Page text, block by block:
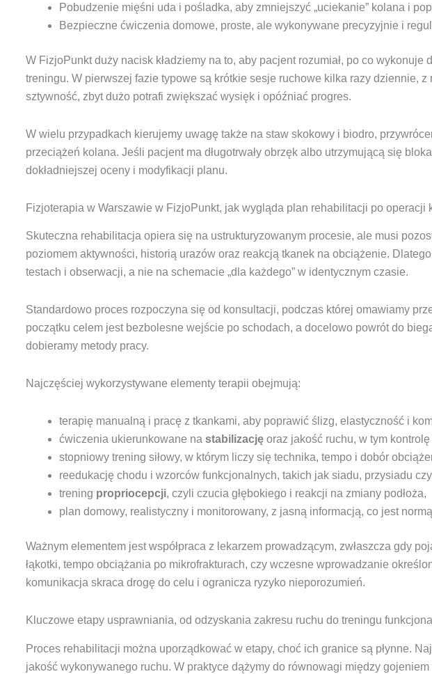
Pobudzenie mięśni uda i pośladka, aby zmniejszyć „uciekanie” kolana i
Bezpieczne ćwiczenia domowe, proste, ale wykonywane precyzyjnie i
W FizjoPunkt duży nacisk kładziemy na to, aby pacjent rozumiał, po co
treningu. W pierwszej fazie typowe są krótkie sesje ruchowe kilka razy dziennie,
sztywność, zbyt dużo potrafi zwiększać wysięk i opóźniać progres.
W wielu przypadkach kierujemy uwagę także na staw skokowy i biodro,
przeciążeń kolana. Jeśli pacjent ma długotrwały obrzęk albo utrzymującą się
dokładniejszej oceny i modyfikacji planu.
Fizjoterapia w Warszawie w FizjoPunkt, jak wygląda plan rehabilitacji po operacji
Skuteczna rehabilitacja opiera się na ustrukturyzowanym procesie, ale musi
poziomem aktywności, historią urazów oraz reakcją tkanek na obciążenie.
testach i obserwacji, a nie na schemacie „dla każdego” w identycznym czasie.
Standardowo proces rozpoczyna się od konsultacji, podczas której omawiamy
początku celem jest bezbolesne wejście po schodach, a docelowo powrót do
dobieramy metody pracy.
Najczęściej wykorzystywane elementy terapii obejmują:
terapię manualną i pracę z tkankami, aby poprawić ślizg, elastyczność i
ćwiczenia ukierunkowane na stabilizację oraz jakość ruchu, w tym
stopniowy trening siłowy, w którym liczy się technika, tempo i dobór
reedukację chodu i wzorców funkcjonalnych, takich jak siadu, przysiadu
trening propriocepcji, czyli czucia głębokiego i reakcji na zmiany podłoża,
plan domowy, realistyczny i monitorowany, z jasną informacją, co jest
Ważnym elementem jest współpraca z lekarzem prowadzącym, zwłaszcza gdy
łąkotki, tempo obciążania po mikrofrakturach, czy wczesne wprowadzanie
komunikacja skraca drogę do celu i ogranicza ryzyko nieporozumień.
Kluczowe etapy usprawniania, od odzyskania zakresu ruchu do treningu
Proces rehabilitacji można uporządkować w etapy, choć ich granice są płynne.
jakość wykonywanego ruchu. W praktyce dążymy do równowagi między